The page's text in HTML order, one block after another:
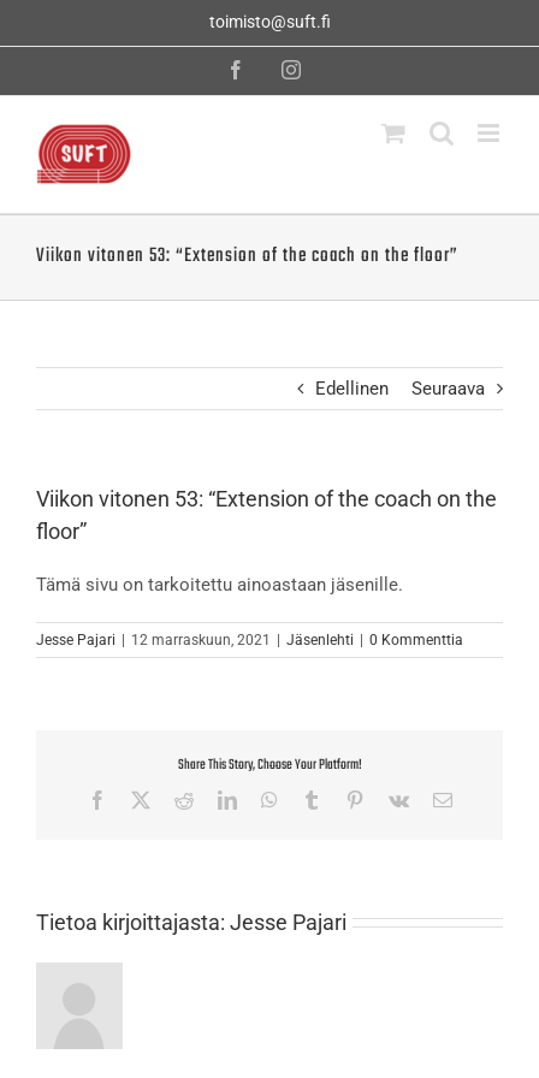
toimisto@suft.fi
FacebookInstagram
Viikon vitonen 53: “Extension of the coach on the floor”
Edellinen Seuraava
Viikon vitonen 53: “Extension of the coach on the
floor”
Tämä sivu on tarkoitettu ainoastaan jäsenille.
Jesse Pajari | 12 marraskuun, 2021 | Jäsenlehti | 0 Kommenttia
Share This Story, Choose Your Platform!
Facebook RedditLinkedInWhatsApp
Tumblr Pinterest
Vk Sähköposti
Tietoa kirjoittajasta: Jesse Pajari